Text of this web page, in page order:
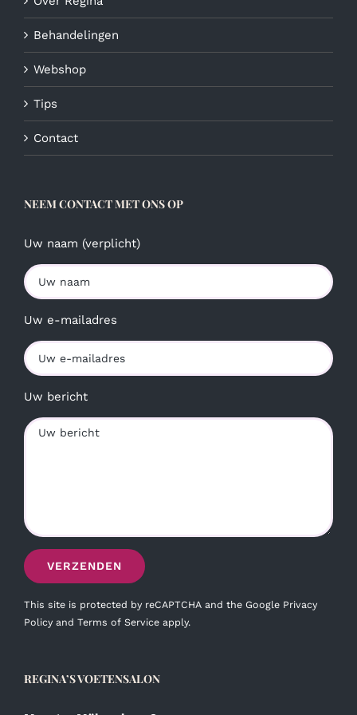
Behandelingen
Webshop
Tips
Contact
NEEM CONTACT MET ONS OP
Uw naam (verplicht)
Uw e-mailadres
Uw bericht
This site is protected by reCAPTCHA and the Google Privacy
Policy and Terms of Service apply.
REGINA’S VOETENSALON